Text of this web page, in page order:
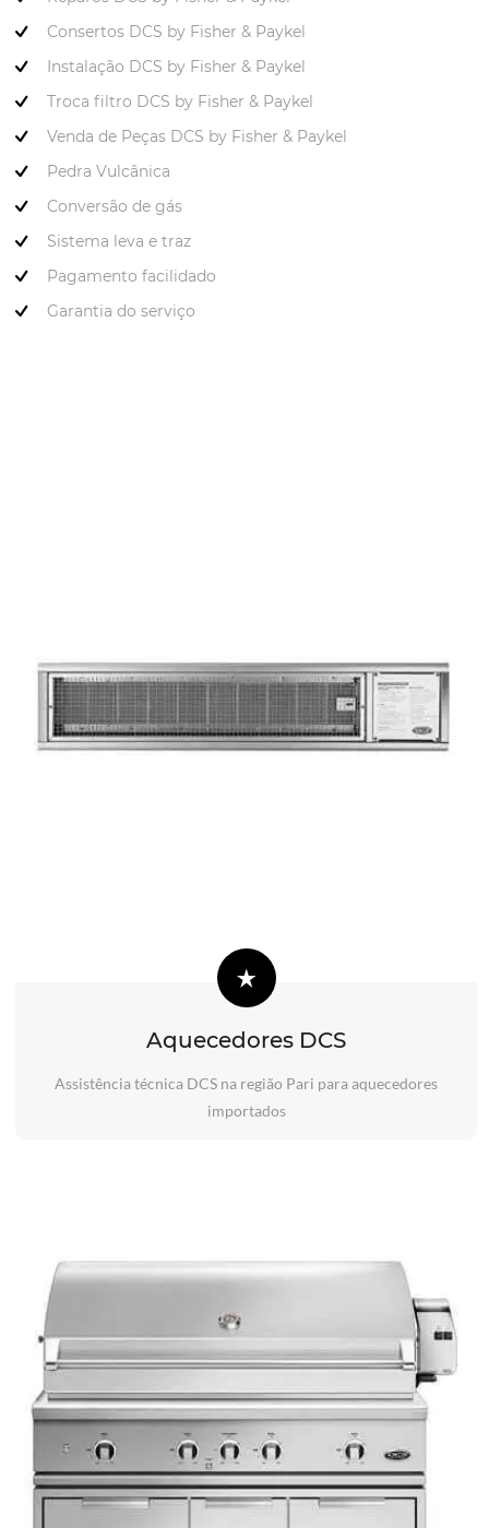
Consertos DCS by Fisher & Paykel
Instalação DCS by Fisher & Paykel
Troca filtro DCS by Fisher & Paykel
Venda de Peças DCS by Fisher & Paykel
Pedra Vulcânica
Conversão de gás
Sistema leva e traz
Pagamento facilidado
Garantia do serviço
Aquecedores DCS
Assistência técnica DCS na região Pari para aquecedores
importados